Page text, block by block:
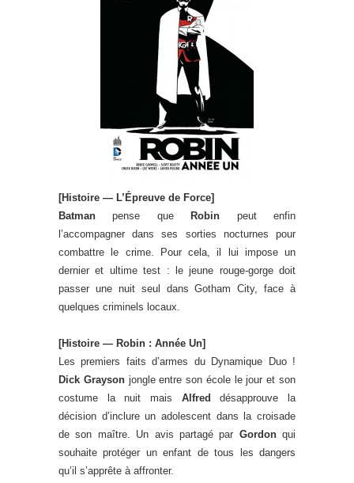
[Histoire — L’Épreuve de Force]
Batman pense que Robin peut enfin
l’accompagner dans ses sorties nocturnes pour
combattre le crime. Pour cela, il lui impose un
dernier et ultime test : le jeune rouge-gorge doit
passer une nuit seul dans Gotham City, face à
quelques criminels locaux.
[Histoire — Robin : Année Un]
Les premiers faits d’armes du Dynamique Duo !
Dick Graysonjongle entre son école le jour et son
costume la nuit mais Alfred
désapprouve la
décision d’inclure un adolescent dans la croisade
de son maître. Un avis partagé par Gordonqui
souhaite protéger un enfant de tous les dangers
qu’il s’apprête à affronter.